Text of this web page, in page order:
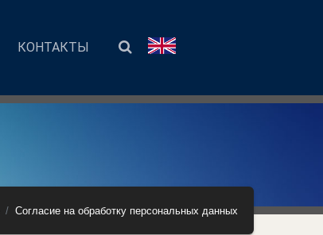
КОНТАКТЫ
Согласие на обработку персональных данных